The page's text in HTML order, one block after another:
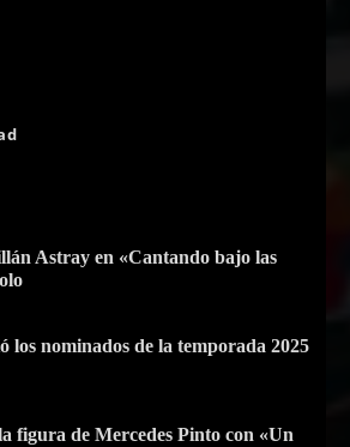
Astray en «Cantando bajo las
nominados de la temporada 2025
figura de Mercedes Pinto con «Un